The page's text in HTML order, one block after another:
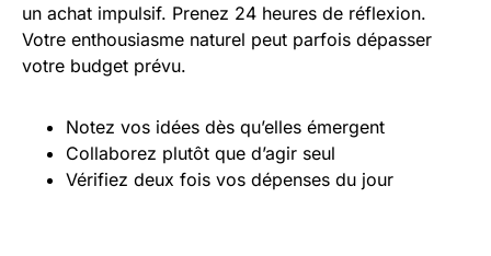
un achat impulsif. Prenez 24 heures de réflexion.
Votre enthousiasme naturel peut parfois dépasser
votre budget prévu.
Notez vos idées dès qu’elles émergent
Collaborez plutôt que d’agir seul
Vérifiez deux fois vos dépenses du jour